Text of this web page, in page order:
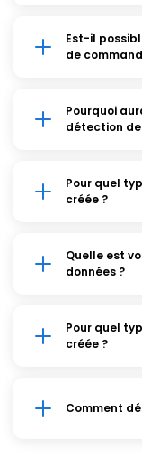
Est-il
de
Pourquoi
détection
Pour quel
créée ?
Quelle est
données ?
Pour quel
créée ?
Comment